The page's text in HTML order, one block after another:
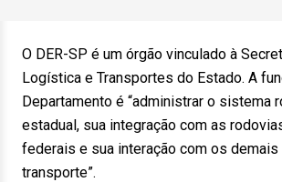
O DER-SP é um órgão vinculado à
Logística e Transportes do Estado. A
Departamento é “administrar o sistema
estadual, sua integração com as
federais e sua interação com os
transporte”.